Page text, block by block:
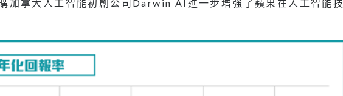
加拿大人工智能初創公司Darwin AI進一步增強了蘋果在人工智能技